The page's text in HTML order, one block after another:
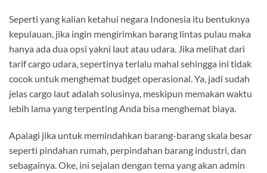
Seperti yang kalian ketahui negara Indonesia itu bentuknya
kepulauan, jika ingin mengirimkan barang lintas pulau maka
hanya ada dua opsi yakni laut atau udara. Jika melihat dari
tarif cargo udara, sepertinya terlalu mahal sehingga ini tidak
cocok untuk menghemat budget operasional. Ya, jadi sudah
jelas cargo laut adalah solusinya, meskipun memakan waktu
lebih lama yang terpenting Anda bisa menghemat biaya.
Apalagi jika untuk memindahkan barang-barang skala besar
seperti pindahan rumah, perpindahan barang industri, dan
sebagainya. Oke, ini sejalan dengan tema yang akan admin